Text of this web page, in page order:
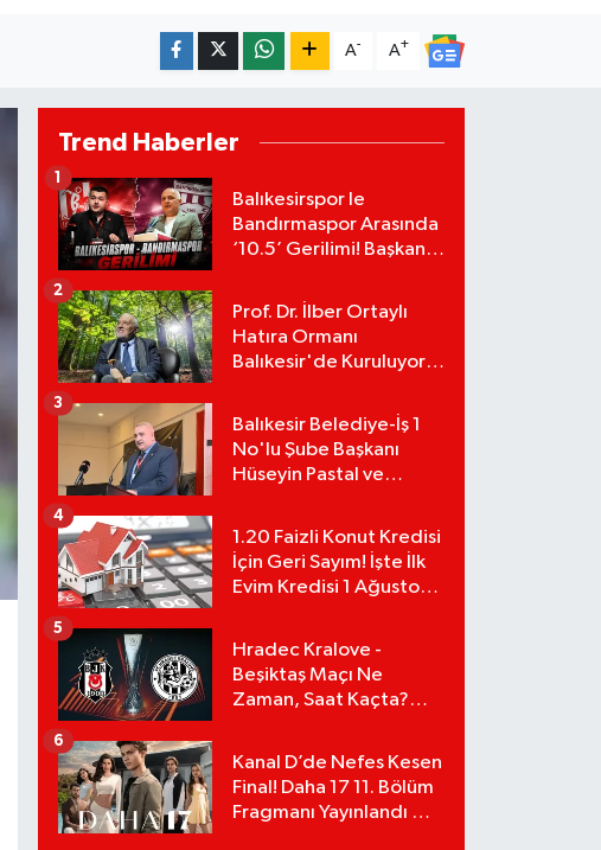
A- A+
Trend Haberler
Balıkesirspor le
Bandırmaspor Arasında
‘10.5’ Gerilimi! Başkan
Murat Karakoyun'a Sert
Tepki!
1
Prof. Dr. İlber Ortaylı
Hatıra Ormanı
Balıkesir'de Kuruluyor!
Bağışlarını Başlattı!
2
Balıkesir Belediye-İş 1
No'lu Şube Başkanı
Hüseyin Pastal ve
3
1.20 Faizli Konut Kredisi
İçin Geri Sayım! İşte İlk
Evim Kredisi 1 Ağustos
4
Hradec Kralove -
Beşiktaş Maçı Ne
Zaman, Saat Kaçta?
Detayları!
5
Kanal D’de Nefes Kesen
Final! Daha 17 11. Bölüm
Fragmanı Yayınlandı Mı?
6